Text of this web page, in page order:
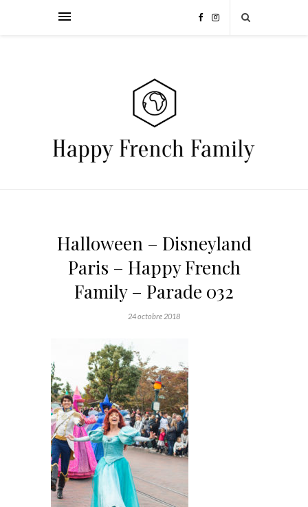
Halloween – Disneyland
Paris – Happy French
Family – Parade 032
24 octobre 2018